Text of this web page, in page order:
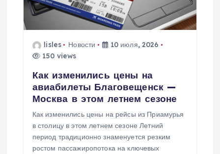
lisles Новости
10 июля, 2026
150 views
Как изменились цены на
авиабилеты Благовещенск —
Москва в этом летнем сезоне
Как изменились цены на рейсы из Приамурья
в столицу в этом летнем сезоне Летний
период традиционно знаменуется резким
ростом пассажиропотока на ключевых